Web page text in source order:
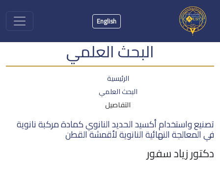
English
البحث العلمي
الرئيسية
البحث العلمي
التفاصيل
تصنيع واستخدام أكسيد الحديد النانوي كمادة مركبة نانوية
في المعالجة النهائية النانوية لأقمشة القطن
دكتور زياد سفور